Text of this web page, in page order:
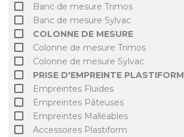
Banc de mesure Trimos
Banc de mesure Sylvac
COLONNE DE MESURE
Colonne de mesure Trimos
Colonne de mesure Sylvac
PRISE D'EMPREINTE PLASTIFORM
Empreintes Fluides
Empreintes Pâteuses
Empreintes Malléables
Accessoires Plastiform